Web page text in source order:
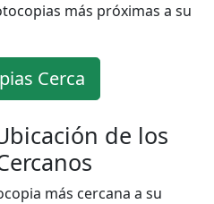
más próximas a su
Cerca
de los
más cercana a su